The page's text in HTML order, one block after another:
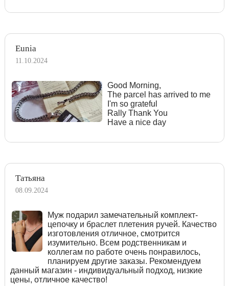
Eunia
11.10.2024
Good Morning,
The parcel has arrived to me
I'm so grateful
Rally Thank You
Have a nice day
Татьяна
08.09.2024
Муж подарил замечательный комплект-
цепочку и браслет плетения ручей. Качество
изготовления отличное, смотрится
изумительно. Всем родственникам и
коллегам по работе очень понравилось,
планируем другие заказы. Рекомендуем
данный магазин - индивидуальный подход, низкие
цены, отличное качество!